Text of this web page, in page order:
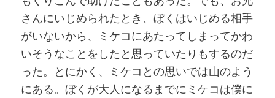
さんにいじめられたとき、ぼくはいじめる相手
がいないから、ミケコにあたってしまってかわ
いそうなことをしたと思っていたりもするのだ
った。とにかく、ミケコとの思いでは山のよう
にある。ぼくが大人になるまでにミケコは僕に